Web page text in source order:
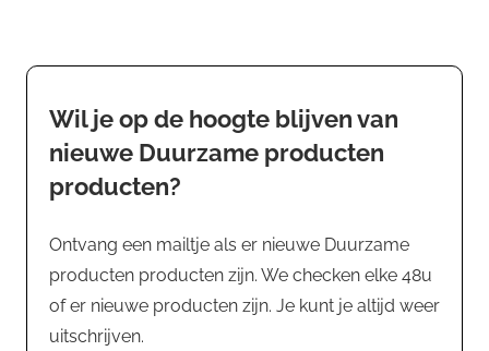
Wil je op de hoogte blijven van
nieuwe Duurzame producten
producten?
Ontvang een mailtje als er nieuwe Duurzame
producten producten zijn. We checken elke 48u
of er nieuwe producten zijn. Je kunt je altijd weer
uitschrijven.